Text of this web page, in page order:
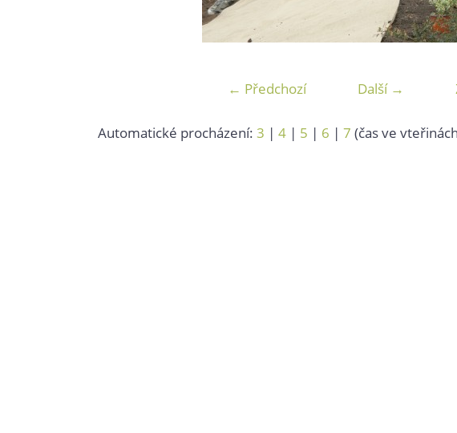
← Předchozí Další →
Automatické procházení: 3 | 4 | 5 | 6 | 7 (čas ve